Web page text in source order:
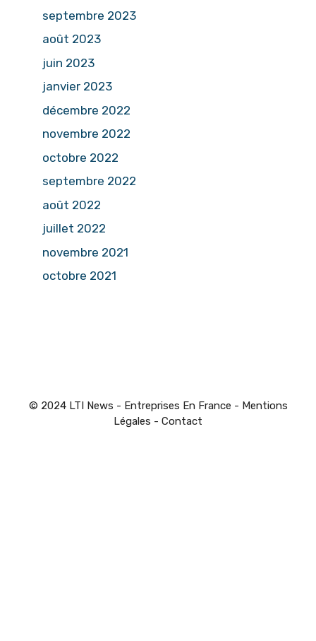
septembre 2023
août 2023
juin 2023
janvier 2023
décembre 2022
novembre 2022
octobre 2022
septembre 2022
août 2022
juillet 2022
novembre 2021
octobre 2021
© 2024 LTI News - Entreprises En France - Mentions
Légales - Contact